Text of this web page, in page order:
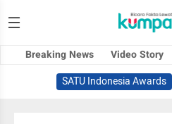
Breaking News Video Story
SATU Indonesia Awards